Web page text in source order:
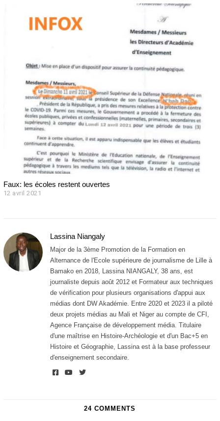
r
i
2
Faux: les écoles restent ouvertes
12 avril 2021
l
2
Lassina Niangaly
Major de la 3ème Promotion de la Formation en
Alternance de l'Ecole supérieure de journalisme de Lille à
Bamako en 2018, Lassina NIANGALY, 38 ans, est
journaliste depuis août 2012 et Formateur aux techniques
de vérification pour plusieurs organisations d'appui aux
médias dont DW Akadémie. Entre 2020 et 2023 il a piloté
deux projets médias au Mali et Niger au compte de CFI,
Agence Française de développement média. Titulaire
d'une maîtrise en Histoire-Archéologie et d'un Bac+5 en
Histoire et Géographie, Lassina est à la base professeur
d'enseignement secondaire.
24 COMMENTS